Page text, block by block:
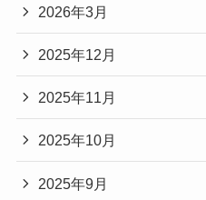
2026年3月
2025年12月
2025年11月
2025年10月
2025年9月